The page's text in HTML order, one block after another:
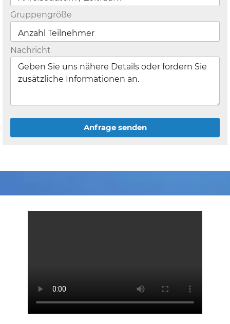
Gruppengröße
Nachricht
Anfrage senden